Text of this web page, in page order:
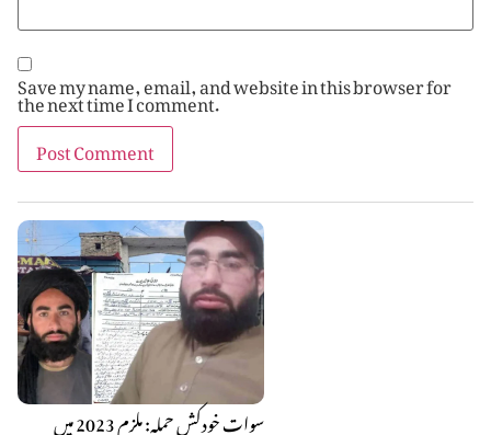
سوات خودکش حملہ: ملزم 2023 میں
Save my name, email, and website in this browser for
the next time I comment.